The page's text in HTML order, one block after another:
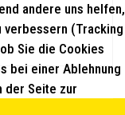
andere uns helfen,
verbessern (Tracking
Sie die Cookies
bei einer Ablehnung
der Seite zur